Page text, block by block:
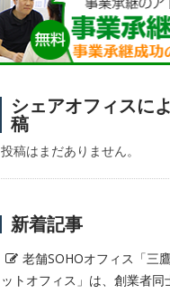
シェアオフィスに
稿
投稿はまだありません。
新着記事
老舗SOHOオフィス「三
ットオフィス」は、創業者同